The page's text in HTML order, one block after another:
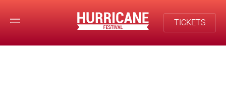
TICKETS